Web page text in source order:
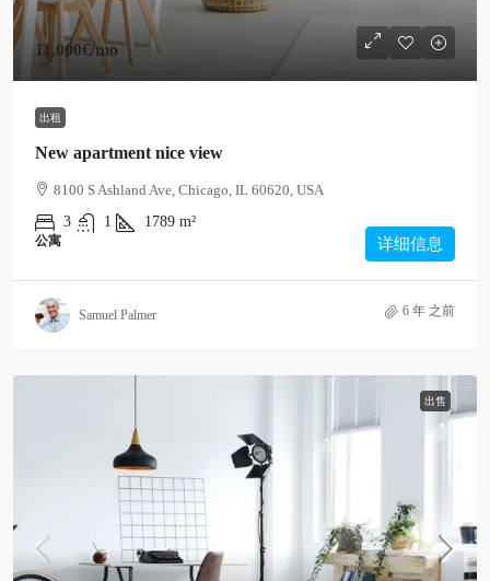
11,000€/mo
出租
New apartment nice view
8100 S Ashland Ave, Chicago, IL 60620, USA
3
1 1789 m²
公寓 详细信息
Samuel Palmer 6 年 之前
出售